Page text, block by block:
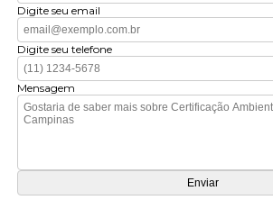
Digite seu email
Digite seu telefone
Mensagem